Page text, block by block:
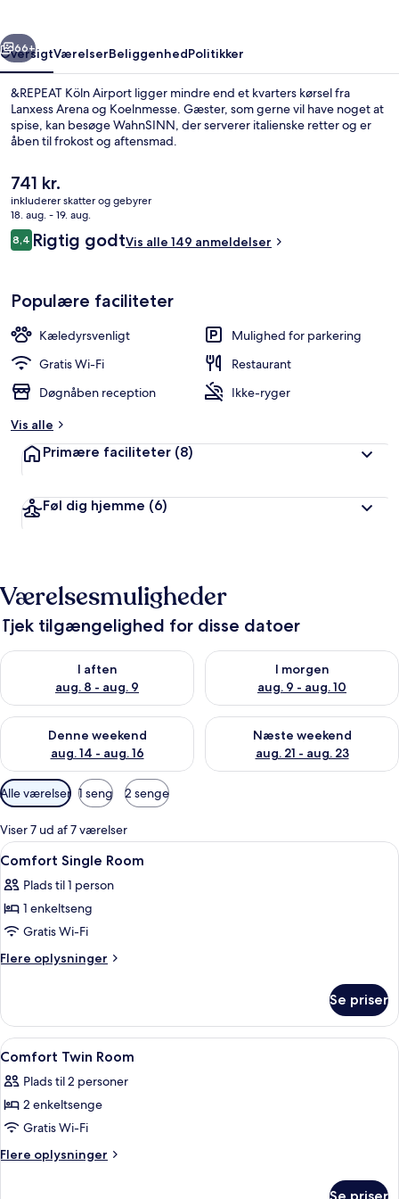
Lobby
Næste
66+
OversigtVærelserBeliggenhedPolitikker
&REPEAT Köln Airport ligger mindre end et kvarters kørsel fra
Lanxess Arena og Koelnmesse. Gæster, som gerne vil have noget at
spise, kan besøge WahnSINN, der serverer italienske retter og er
åben til frokost og aftensmad.
Den
nuværende
pris
er
741 kr.
741 kr.
inkluderer skatter og gebyrer
18. aug. - 19. aug.
Anmeldelser
8,48,4 ud af 10.
Rigtig godtVis alle 149 anmeldelser
Populære faciliteter
Kæledyrsvenligt
Mulighed for parkering
Gratis Wi-Fi
Restaurant
Døgnåben reception
Ikke-ryger
Vis alle
Primære faciliteter (8)
Føl dig hjemme (6)
Værelsesmuligheder
Tjek tilgængelighed for disse datoer
I aften
aug. 8 - aug. 9
Tjek tilgængelighed for i aften aug. 8 - aug. 9
I morgen
aug. 9 - aug. 10
Tjek tilgængelighed for i
Denne weekend
aug. 14 - aug. 16
Tjek tilgængelighed for denne weekend aug. 14 - aug. 16
Næste weekend
aug. 21 - aug. 23
Tjek tilgængelighed for næste
Tilgængelige
filtre
for
værelser
Alle værelser 1 seng 2 senge
Viser 7 ud af 7 værelser
Indlæs
alle
billeder
af
Comfort
Single
Lydisolering, strygejern/strygebræt,
6
Comfort Single Room
Plads til 1 person
1 enkeltseng
Gratis Wi-Fi
Flere oplysninger
Flere
Single
Room
Se priser
Indlæs
alle
billeder
af
Comfort
Twin
Et moderne hotelværelse med en
5
Comfort Twin Room
Plads til 2 personer
2 enkeltsenge
Gratis Wi-Fi
Flere oplysninger
Flere